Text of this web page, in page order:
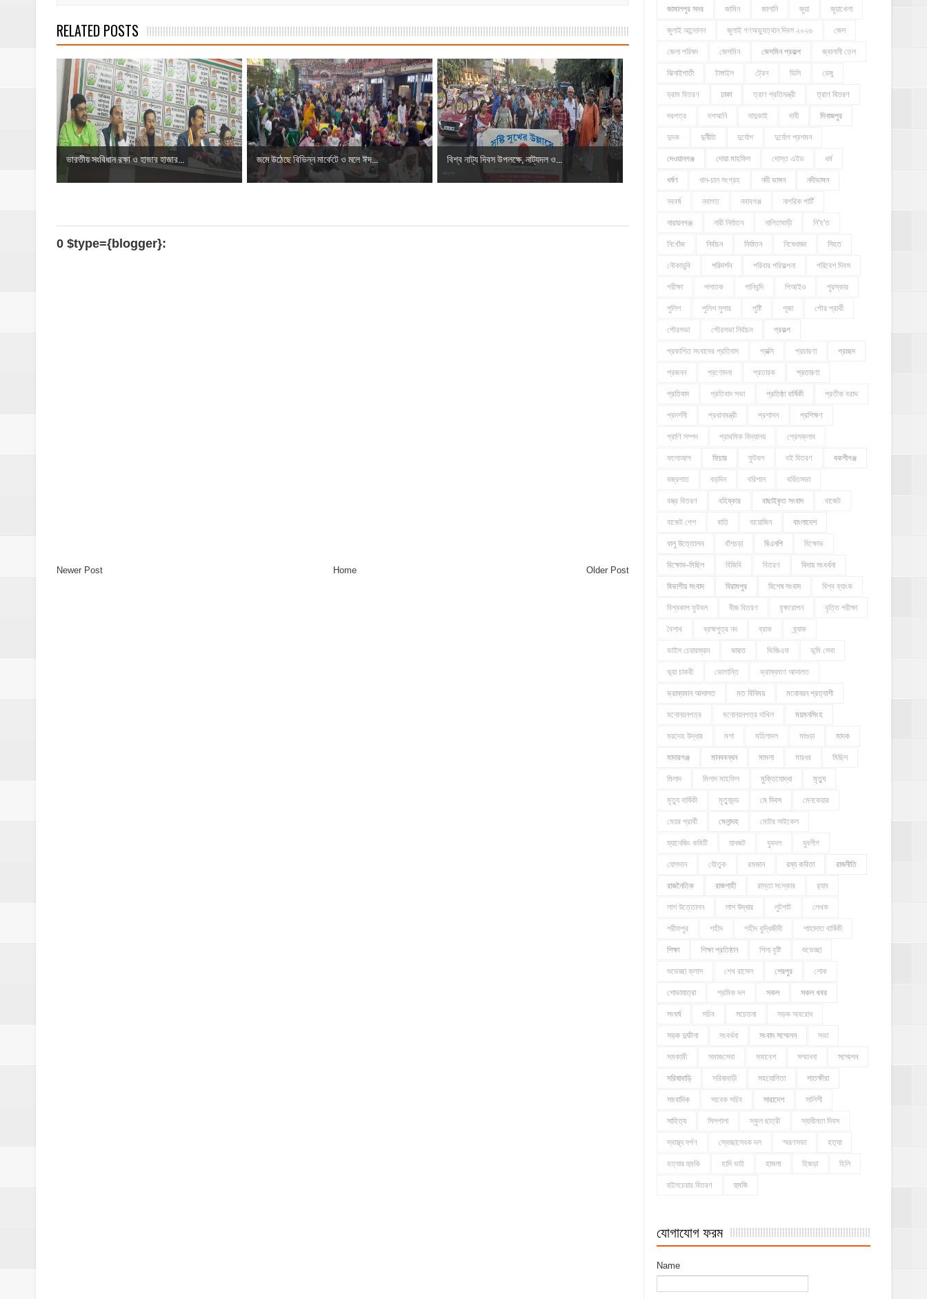
RELATED POSTS
ভারতীয় সংবিধান রক্ষা ও হাজার হাজার... জমে উঠেছে বিভিন্ন মার্কেটে ও মলে ঈদ... বিশ্ব নাট্য দিবস উপলক্ষে, নাট্যদল ও...
0 $type={blogger}:
Newer Post Older Post
Home
জামালপুর সদর জামিন জালানি জুয়া জুয়াখেলা
জুলাই আন্দোলন জুলাই গণঅভ্যুত্থান দিবস ২০২৬ জেল
জেলা পরিষদ জেসমিন জেসমিন প্রকল্প জ্বালানী তেল
ঝিনাইগাতী টাঙ্গাইল ট্রেন ডিসি ডেঙ্গু
ড্রাম বিতরণ ঢাকা ত্রাণ প্রতিমন্ত্রী ত্রাণ বিতরণ
দরপত্র দশআনি দাদুভাই দাবী দিনাজপুর
দুদক দুর্নীতি দুর্যোগ দুর্যোগ প্রশমন
দেওয়ানগঞ্জ দোয়া মাহফিল দোস্ত এইড ধর্ম
ধর্ষণ ধান-চাল সংগ্রহ নদী ভাঙ্গন নদীভাঙ্গন
নববর্ষ নবাগত নবাবগঞ্জ নাগরিক পার্টি
নারায়নগঞ্জ নারী নির্যাতন নালিতাবাড়ী নি'হ'ত
নিখোঁজ নির্বাচন নির্যাতন নিষেধাজ্ঞা নিহত
নৌকাডুবি পরিদর্শন পরিবার পরিকল্পনা পরিবেশ দিবস
পরীক্ষা পলাতক পানিবন্দি পিআইও পুরস্কার
পুলিশ পুলিশ সুপার পুষ্টি পূজা পৌর প্রার্থী
পৌরসভা পৌরসভা নির্বাচন প্রকল্প
প্রকাশিত সংবাদের প্রতিবাদ প্রক্সি প্রচারণা প্রচ্ছদ
প্রজনন প্রণোদনা প্রতারক প্রতারণা
প্রতিবাদ প্রতিবাদ সভা প্রতিষ্ঠা বার্ষিকী প্রতীক বরাদ্দ
প্রদর্শনী প্রধানমন্ত্রী প্রশাসন প্রশিক্ষণ
প্রাণি সম্পদ প্রাথমিক বিদ্যালয় প্রেসক্লাব
ফলোআপ ফিচার ফুটবল বই বিতরণ বকশীগঞ্জ
বজ্রপাত বড়দিন বরিশাল বর্ধিতসভা
বস্ত্র বিতরণ বহিষ্কার বাছাইকৃত সংবাদ বাজেট
বাজেট পেশ বাতি বায়োজিন বাংলাদেশ
বালু উত্তোলন বাঁশচড়া বিএনপি বিক্ষোভ
বিক্ষোভ-মিছিল বিজিবি বিতরণ বিদায় সংবর্ধনা
বিভাগীয় সংবাদ বিরামপুর বিশেষ সংবাদ বিশ্ব ব্যাংক
বিশ্বকাপ ফুটবল বীজ বিতরণ বৃক্ষরোপন বৃত্তি পরীক্ষা
বৈশাখ ব্রহ্মপুত্র নদ ব্রাক ব্র্যাক
ভাইস চেয়ারম্যান ভারত ভিজিএফ ভূমি সেবা
ভূয়া চাকরী ভোগান্তি ভ্রাম্যমাণ আদালত
ভ্রাম্যমান আদালত মত বিনিময় মনোনয়ন প্রত্যাশী
মনোনয়নপত্র মনোনয়নপত্র দাখিল ময়মনসিংহ
মরদেহ উদ্ধার মশা মহিলাদল মাগুড়া মাদক
মাদারগঞ্জ মানববন্ধন মামলা মারধর মিছিল
মিলাদ মিলাদ মাহফিল মুক্তিযোদ্ধা মৃত্যু
মৃত্যু বার্ষিকী মৃত্যুদন্ড মে দিবস মেনকেয়ার
মেয়র প্রার্থী মেলান্দহ মোটর সাইকেল
ম্যানেজিং কমিটি যানজট যুবদল যুবলীগ
যোগদান যৌতুক রমজান রম্য কবিতা রাজনীতি
রাজনৈতিক রাজশাহী রাস্তা সংস্কার র‍্যাব
লাশ উত্তোলন লাশ উদ্ধার লুটপাট লেখক
শরীফপুর শহীদ শহীদ বুদ্ধিজীবী শাহাদাত বার্ষিকী
শিক্ষা শিক্ষা প্রতিষ্ঠান শিলা বৃষ্টি শুভেচ্ছা
শুভেচ্ছা ক্লাস শেখ রাসেল শেরপুর শোক
শোভাযাত্রা শ্রমিক দল সকল সকল খবর
সংঘর্ষ সচিব সচেতনা সড়ক অবরোধ
সড়ক দুর্ঘটনা সংবর্ধনা সংবাদ সম্মেলন সভা
সমকামী সমাজসেবা সমাবেশ সম্মাননা সম্মেলন
সরিষাবাড়ি সরিষাবাড়ী সহযোগিতা সাতক্ষীরা
সাংবাদিক সাবেক সচিব সারাদেশ সালিশী
সাহিত্য সিলগালা স্কুল ছাত্রী স্বাধীনতা দিবস
স্বাস্থ্য দর্পণ স্বেচ্ছাসেবক দল স্মরণসভা হত্যা
হত্যার হুমকি হাদি ভাই হামলা হিজড়া হিলি
হুইলচেয়ার বিতরণ হুমকি
যোগাযোগ ফরম
Name